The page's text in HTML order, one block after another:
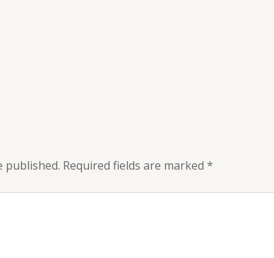
published. Required fields are marked *